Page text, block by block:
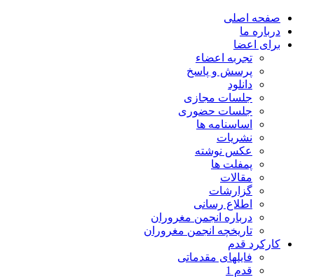
صفحه اصلی
درباره ما
برای اعضا
تجربه اعضاء
پرسش و پاسخ
دانلود
جلسات مجازی
جلسات حضوری
اساسنامه ها
نشریات
عکس نوشته
پمفلت ها
مقالات
گزارشات
اطلاع رسانی
درباره انجمن مغروران
تاریخچه انجمن مغروران
کارکرد قدم
فایلهای مقدماتی
قدم 1